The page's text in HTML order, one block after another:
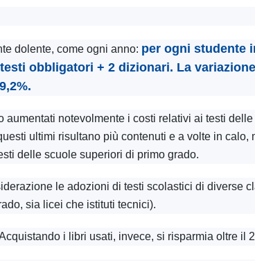
dolente, come ogni anno: per ogni studente
obbligatori + 2 dizionari. La
aumentati notevolmente i costi relativi ai testi
ultimi risultano più contenuti e a volte in calo,
delle scuole superiori di primo grado.
le adozioni di testi scolastici di diverse
sia licei che istituti tecnici).
i libri usati, invece, si risparmia oltre il